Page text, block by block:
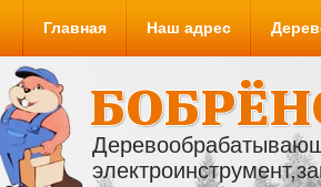
Главная Наш адрес